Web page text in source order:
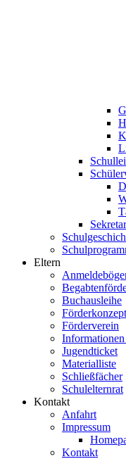
Eltern
Buchausleihe
Förderkonzept
Förderverein
Jugendticket
Materialliste
Schließfächer
Schulelternrat
Kontakt
Anfahrt
Impressum
Kontakt